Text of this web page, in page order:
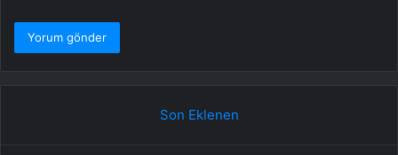
Son Eklenen